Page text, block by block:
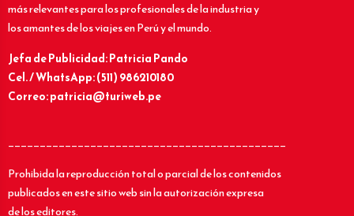
más relevantes para los profesionales de la industria y
los amantes de los viajes en Perú y el mundo.
Jefa de Publicidad: Patricia Pando
Cel. / WhatsApp: (511) 986210180
Correo: patricia@turiweb.pe
____________________________________________
Prohibida la reproducción total o parcial de los contenidos
publicados en este sitio web sin la autorización expresa
de los editores.